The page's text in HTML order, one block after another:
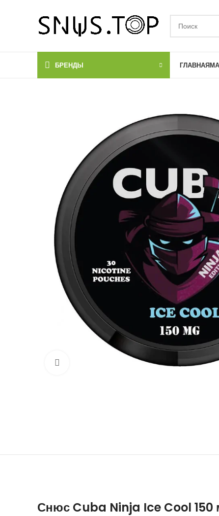
БРЕНДЫ ГЛАВНАЯ
Снюс Cuba Ninja Ice Cool 150